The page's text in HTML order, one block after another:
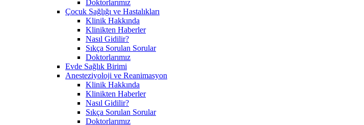
Doktorlarımız
Çocuk Sağlığı ve Hastalıkları
Klinik Hakkında
Klinikten Haberler
Nasıl Gidilir?
Sıkça Sorulan Sorular
Doktorlarımız
Evde Sağlık Birimi
Anesteziyoloji ve Reanimasyon
Klinik Hakkında
Klinikten Haberler
Nasıl Gidilir?
Sıkça Sorulan Sorular
Doktorlarımız